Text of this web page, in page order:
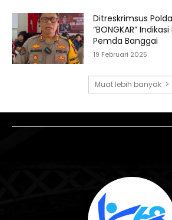
Ditreskrimsus
“BONGKAR”
Pemda Banggai
19 Februari 2025
Muat lebih banyak